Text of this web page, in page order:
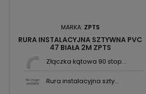
MARKA: ZPTS
RURA INSTALACYJNA SZTYWNA PVC
47 BIAŁA 2M ZPTS
Złączka kątowa 90 stop...
Rura instalacyjna szty...